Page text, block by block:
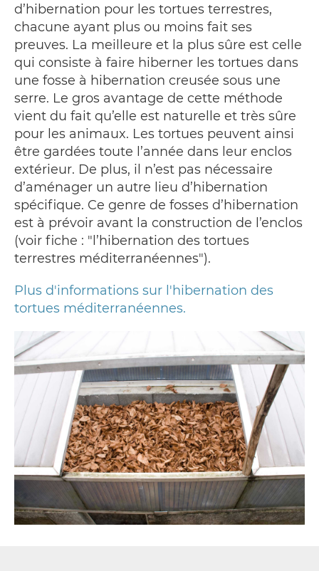
d’hibernation pour les tortues terrestres,
chacune ayant plus ou moins fait ses
preuves. La meilleure et la plus sûre est celle
qui consiste à faire hiberner les tortues dans
une fosse à hibernation creusée sous une
serre. Le gros avantage de cette méthode
vient du fait qu’elle est naturelle et très sûre
pour les animaux. Les tortues peuvent ainsi
être gardées toute l’année dans leur enclos
extérieur. De plus, il n’est pas nécessaire
d’aménager un autre lieu d’hibernation
spécifique. Ce genre de fosses d’hibernation
est à prévoir avant la construction de l’enclos
(voir fiche : "l’hibernation des tortues
terrestres méditerranéennes").
Plus d'informations sur l'hibernation des
tortues méditerranéennes.